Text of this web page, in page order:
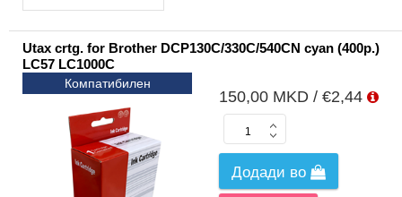
Utax crtg. for Brother DCP130C/330C/540CN cyan (400p.)
LC57 LC1000C
Компатибилен
150,00 MKD / €2,44
Додади во